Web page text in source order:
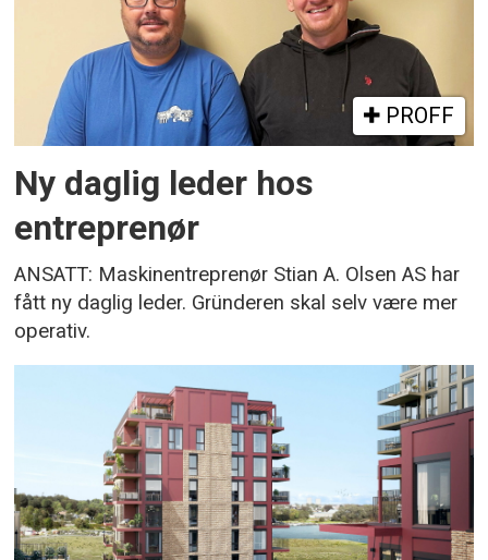
PROFF
Ny daglig leder hos
entreprenør
ANSATT: Maskinentreprenør Stian A. Olsen AS har
fått ny daglig leder. Gründeren skal selv være mer
operativ.